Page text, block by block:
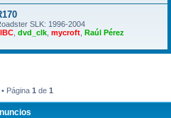
SLK: 1996-2004
dvd_clk mycroft Raúl Pérez
Página 1 de 1